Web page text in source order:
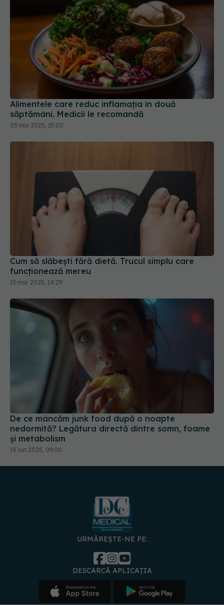
Alimentele care reduc inflamația în două
săptămâni. Medicii le recomandă
03 mai 2025, 15:00
Cum să slăbești fără dietă. Trucul simplu care
funcționează mereu
13 mar 2025, 14:29
De ce mâncăm junk food după o noapte
nedormită? Legătura directă dintre somn, foame
și metabolism
18 iun 2025, 09:00
URMĂREȘTE-NE PE:
DESCARCĂ APLICAȚIA